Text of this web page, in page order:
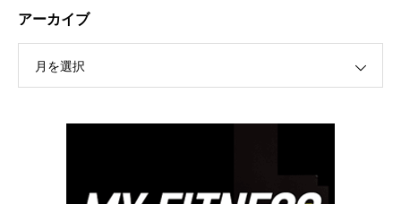
アーカイブ
月を選択